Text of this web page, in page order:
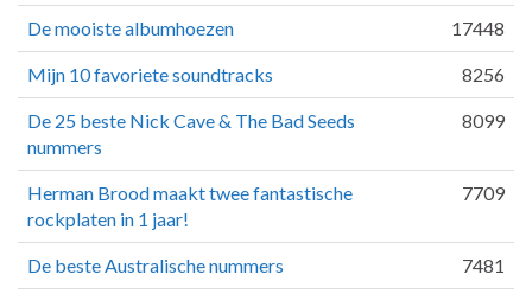
De mooiste albumhoezen 17448
Mijn 10 favoriete soundtracks 8256
De 25 beste Nick Cave & The Bad Seeds
nummers
8099
Herman Brood maakt twee fantastische
rockplaten in 1 jaar!
7709
De beste Australische nummers 7481